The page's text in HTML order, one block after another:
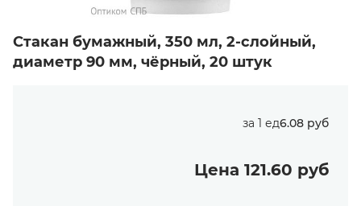
Стакан бумажный, 350 мл, 2-слойный,
диаметр 90 мм, чёрный, 20 штук
за 1 ед6.08 руб
Цена 121.60 руб